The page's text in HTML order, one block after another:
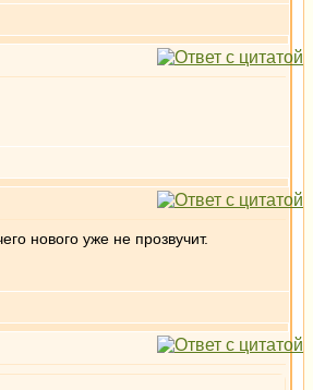
нового уже не прозвучит.